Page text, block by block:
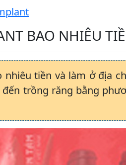
BAO NHIÊU
nhiêu tiền và làm ở địa
trồng răng bằng